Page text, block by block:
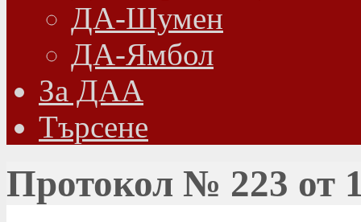
ДА-Шумен
ДА-Ямбол
Зa ДАА
Търсене
Протокол № 223 от